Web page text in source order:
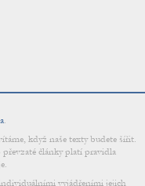
.
když naše texty budete šířit.
články platí pravidla
vyjádřeními jejich